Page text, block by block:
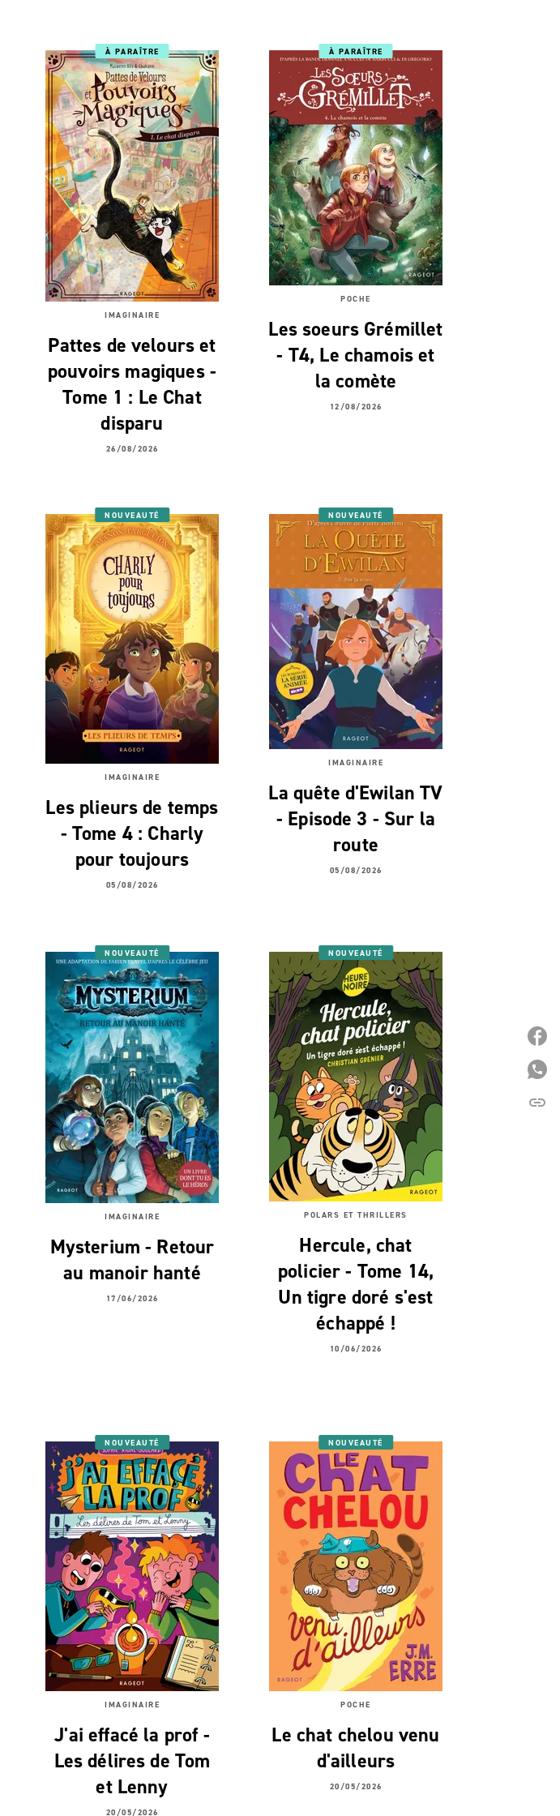
À PARAÎTRE
IMAGINAIRE
Pattes de velours et
pouvoirs magiques -
Tome 1 : Le Chat
disparu
26/08/2026
À PARAÎTRE
POCHE
Les soeurs Grémillet
- T4, Le chamois et
la comète
12/08/2026
NOUVEAUTÉ
IMAGINAIRE
Les plieurs de temps
- Tome 4 : Charly
pour toujours
05/08/2026
NOUVEAUTÉ
IMAGINAIRE
La quête d'Ewilan TV
- Episode 3 - Sur la
route
05/08/2026
NOUVEAUTÉ
IMAGINAIRE
Mysterium - Retour
au manoir hanté
17/06/2026
NOUVEAUTÉ
POLARS ET THRILLERS
Hercule, chat
policier - Tome 14,
Un tigre doré s'est
échappé !
10/06/2026
NOUVEAUTÉ
IMAGINAIRE
J'ai effacé la prof -
Les délires de Tom
et Lenny
20/05/2026
NOUVEAUTÉ
POCHE
Le chat chelou venu
d'ailleurs
20/05/2026
link